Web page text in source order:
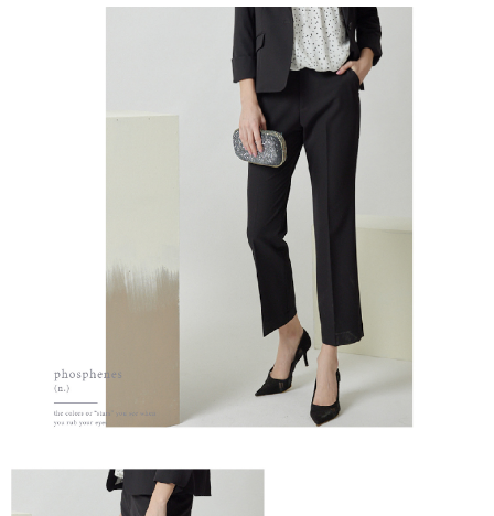
恩沛科技股份有限公司將有權停止該用戶之使用額度並採取法律行動。